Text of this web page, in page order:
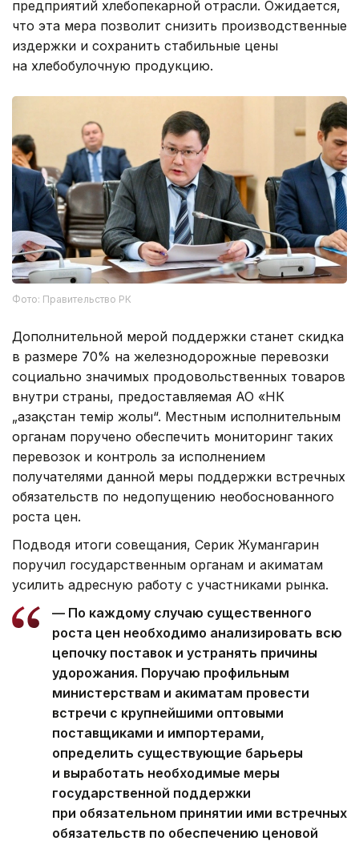
предприятий хлебопекарной отрасли. Ожидается,
что эта мера позволит снизить производственные
издержки и сохранить стабильные цены
на хлебобулочную продукцию.
Фото: Правительство РК
Дополнительной мерой поддержки станет скидка
в размере 70% на железнодорожные перевозки
социально значимых продовольственных товаров
внутри страны, предоставляемая АО «НК
„Қазақстан темір жолы“. Местным исполнительным
органам поручено обеспечить мониторинг таких
перевозок и контроль за исполнением
получателями данной меры поддержки встречных
обязательств по недопущению необоснованного
роста цен.
Подводя итоги совещания, Серик Жумангарин
поручил государственным органам и акиматам
усилить адресную работу с участниками рынка.
— По каждому случаю существенного
роста цен необходимо анализировать всю
цепочку поставок и устранять причины
удорожания. Поручаю профильным
министерствам и акиматам провести
встречи с крупнейшими оптовыми
поставщиками и импортерами,
определить существующие барьеры
и выработать необходимые меры
государственной поддержки
при обязательном принятии ими встречных
обязательств по обеспечению ценовой